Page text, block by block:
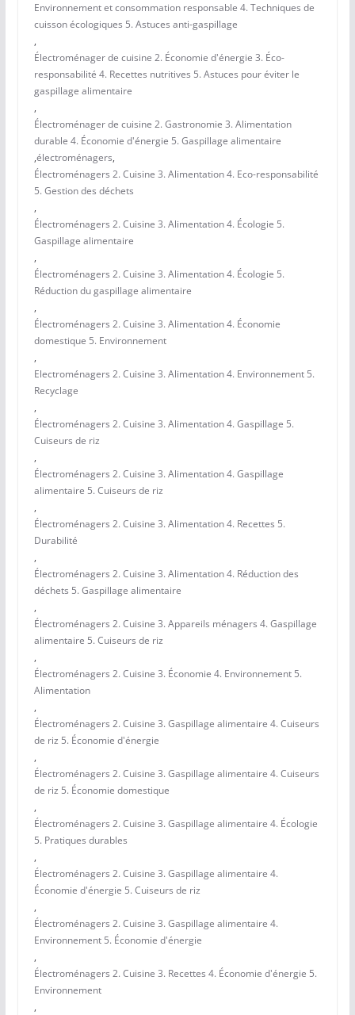
Environnement et consommation responsable 4. Techniques de
cuisson écologiques 5. Astuces anti-gaspillage
,
Électroménager de cuisine 2. Économie d'énergie 3. Éco-
responsabilité 4. Recettes nutritives 5. Astuces pour éviter le
gaspillage alimentaire
,
Électroménager de cuisine 2. Gastronomie 3. Alimentation
durable 4. Économie d'énergie 5. Gaspillage alimentaire
,électroménagers,
Électroménagers 2. Cuisine 3. Alimentation 4. Eco-responsabilité
5. Gestion des déchets
,
Électroménagers 2. Cuisine 3. Alimentation 4. Écologie 5.
Gaspillage alimentaire
,
Électroménagers 2. Cuisine 3. Alimentation 4. Écologie 5.
Réduction du gaspillage alimentaire
,
Électroménagers 2. Cuisine 3. Alimentation 4. Économie
domestique 5. Environnement
,
Electroménagers 2. Cuisine 3. Alimentation 4. Environnement 5.
Recyclage
,
Électroménagers 2. Cuisine 3. Alimentation 4. Gaspillage 5.
Cuiseurs de riz
,
Électroménagers 2. Cuisine 3. Alimentation 4. Gaspillage
alimentaire 5. Cuiseurs de riz
,
Électroménagers 2. Cuisine 3. Alimentation 4. Recettes 5.
Durabilité
,
Électroménagers 2. Cuisine 3. Alimentation 4. Réduction des
déchets 5. Gaspillage alimentaire
,
Électroménagers 2. Cuisine 3. Appareils ménagers 4. Gaspillage
alimentaire 5. Cuiseurs de riz
,
Électroménagers 2. Cuisine 3. Économie 4. Environnement 5.
Alimentation
,
Électroménagers 2. Cuisine 3. Gaspillage alimentaire 4. Cuiseurs
de riz 5. Économie d'énergie
,
Électroménagers 2. Cuisine 3. Gaspillage alimentaire 4. Cuiseurs
de riz 5. Économie domestique
,
Électroménagers 2. Cuisine 3. Gaspillage alimentaire 4. Écologie
5. Pratiques durables
,
Électroménagers 2. Cuisine 3. Gaspillage alimentaire 4.
Économie d'énergie 5. Cuiseurs de riz
,
Électroménagers 2. Cuisine 3. Gaspillage alimentaire 4.
Environnement 5. Économie d'énergie
,
Électroménagers 2. Cuisine 3. Recettes 4. Économie d'énergie 5.
Environnement
,